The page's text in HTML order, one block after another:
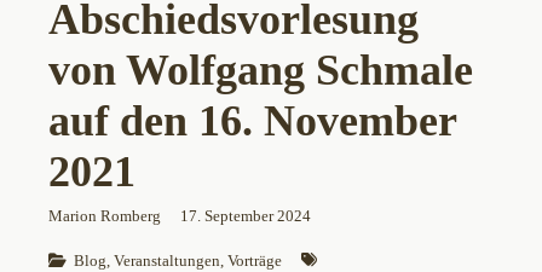
Abschiedsvorlesung
von Wolfgang Schmale
auf den 16. November
2021
Marion Romberg 17. September 2024
Blog, Veranstaltungen, Vorträge